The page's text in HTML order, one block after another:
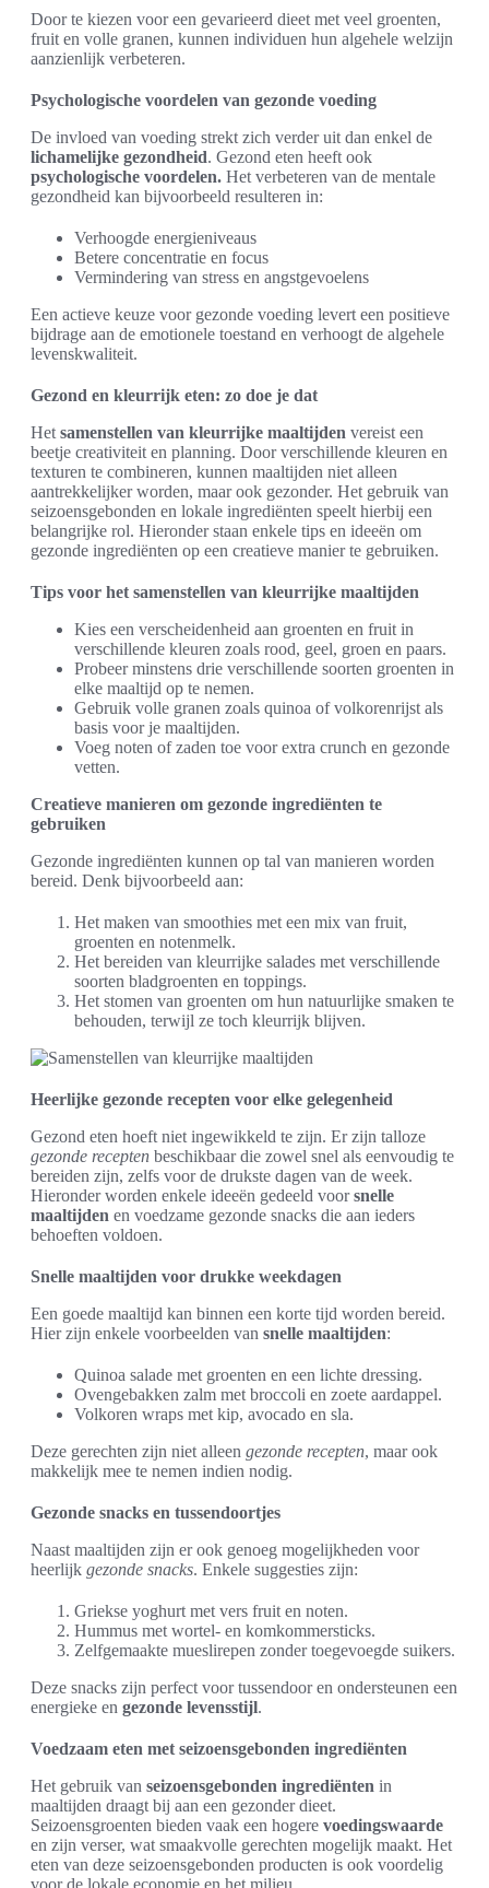
Door te kiezen voor een gevarieerd dieet met veel groenten,
fruit en volle granen, kunnen individuen hun algehele welzijn
aanzienlijk verbeteren.
Psychologische voordelen van gezonde voeding
De invloed van voeding strekt zich verder uit dan enkel de
lichamelijke gezondheid. Gezond eten heeft ook
psychologische voordelen. Het verbeteren van de mentale
gezondheid kan bijvoorbeeld resulteren in:
Verhoogde energieniveaus
Betere concentratie en focus
Vermindering van stress en angstgevoelens
Een actieve keuze voor gezonde voeding levert een positieve
bijdrage aan de emotionele toestand en verhoogt de algehele
levenskwaliteit.
Gezond en kleurrijk eten: zo doe je dat
Het samenstellen van kleurrijke maaltijden vereist een
beetje creativiteit en planning. Door verschillende kleuren en
texturen te combineren, kunnen maaltijden niet alleen
aantrekkelijker worden, maar ook gezonder. Het gebruik van
seizoensgebonden en lokale ingrediënten speelt hierbij een
belangrijke rol. Hieronder staan enkele tips en ideeën om
gezonde ingrediënten op een creatieve manier te gebruiken.
Tips voor het samenstellen van kleurrijke maaltijden
Kies een verscheidenheid aan groenten en fruit in
verschillende kleuren zoals rood, geel, groen en paars.
Probeer minstens drie verschillende soorten groenten in
elke maaltijd op te nemen.
Gebruik volle granen zoals quinoa of volkorenrijst als
basis voor je maaltijden.
Voeg noten of zaden toe voor extra crunch en gezonde
vetten.
Creatieve manieren om gezonde ingrediënten te
gebruiken
Gezonde ingrediënten kunnen op tal van manieren worden
bereid. Denk bijvoorbeeld aan:
Het maken van smoothies met een mix van fruit,
groenten en notenmelk.
Het bereiden van kleurrijke salades met verschillende
soorten bladgroenten en toppings.
Het stomen van groenten om hun natuurlijke smaken te
behouden, terwijl ze toch kleurrijk blijven.
Heerlijke gezonde recepten voor elke gelegenheid
Gezond eten hoeft niet ingewikkeld te zijn. Er zijn talloze
gezonde recepten beschikbaar die zowel snel als eenvoudig te
bereiden zijn, zelfs voor de drukste dagen van de week.
Hieronder worden enkele ideeën gedeeld voorsnelle
maaltijden en voedzame gezonde snacks die aan ieders
behoeften voldoen.
Snelle maaltijden voor drukke weekdagen
Een goede maaltijd kan binnen een korte tijd worden bereid.
Hier zijn enkele voorbeelden van snelle maaltijden:
Quinoa salade met groenten en een lichte dressing.
Ovengebakken zalm met broccoli en zoete aardappel.
Volkoren wraps met kip, avocado en sla.
Deze gerechten zijn niet alleen gezonde recepten, maar ook
makkelijk mee te nemen indien nodig.
Gezonde snacks en tussendoortjes
Naast maaltijden zijn er ook genoeg mogelijkheden voor
heerlijk gezonde snacks. Enkele suggesties zijn:
Griekse yoghurt met vers fruit en noten.
Hummus met wortel- en komkommersticks.
Zelfgemaakte mueslirepen zonder toegevoegde suikers.
Deze snacks zijn perfect voor tussendoor en ondersteunen een
energieke en gezonde levensstijl.
Voedzaam eten met seizoensgebonden ingrediënten
Het gebruik van seizoensgebonden ingrediënten in
maaltijden draagt bij aan een gezonder dieet.
Seizoensgroenten bieden vaak een hogere voedingswaarde
en zijn verser, wat smaakvolle gerechten mogelijk maakt. Het
eten van deze seizoensgebonden producten is ook voordelig
voor de lokale economie en het milieu.